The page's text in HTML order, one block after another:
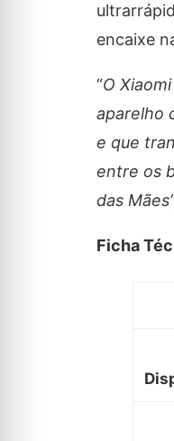
encaixe
“O
aparelho
e que
entre os
das
Ficha